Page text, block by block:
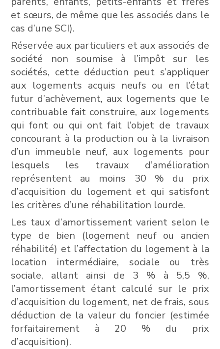
et sœurs, de même que les associés dans le
cas d’une SCI).
Réservée aux particuliers et aux associés de
société non soumise à l’impôt sur les
sociétés, cette déduction peut s’appliquer
aux logements acquis neufs ou en l’état
futur d’achèvement, aux logements que le
contribuable fait construire, aux logements
qui font ou qui ont fait l’objet de travaux
concourant à la production ou à la livraison
d’un immeuble neuf, aux logements pour
lesquels les travaux d’amélioration
représentent au moins 30 % du prix
d’acquisition du logement et qui satisfont
les critères d’une réhabilitation lourde.
Les taux d’amortissement varient selon le
type de bien (logement neuf ou ancien
réhabilité) et l’affectation du logement à la
location intermédiaire, sociale ou très
sociale, allant ainsi de 3 % à 5,5 %,
l’amortissement étant calculé sur le prix
d’acquisition du logement, net de frais, sous
déduction de la valeur du foncier (estimée
forfaitairement à 20 % du prix
d’acquisition).